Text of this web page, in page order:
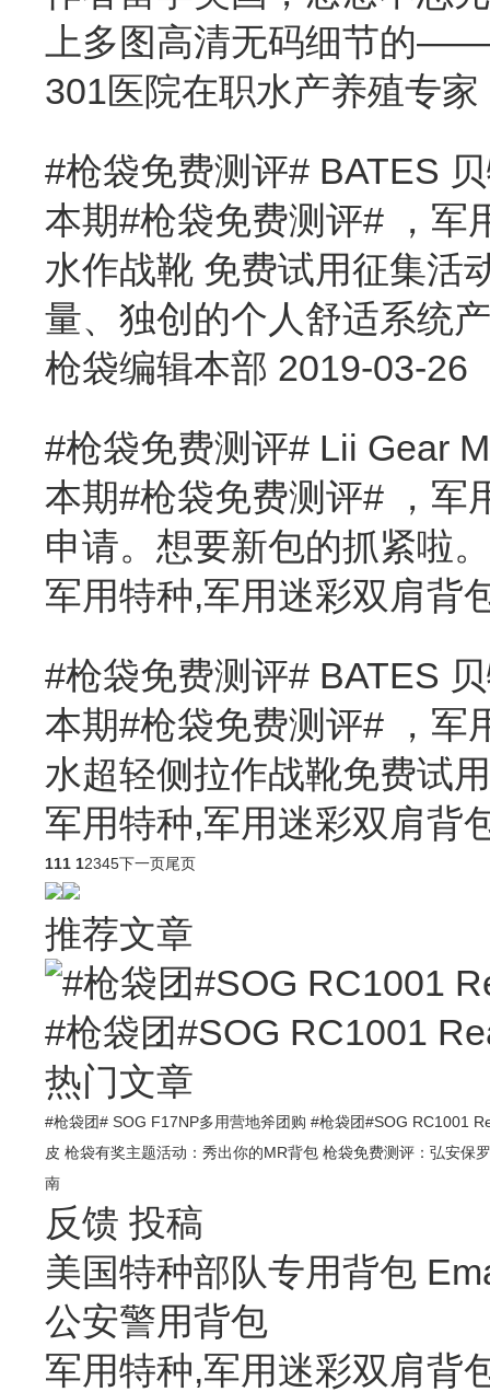
上多图高清无码细节的
301医院在职水产养殖专家
#枪袋免费测评# BATES
本期#枪袋免费测评# ，军
水作战靴 免费试用征集活
量、独创的个人舒适系统
枪袋编辑本部 2019-03-26
#枪袋免费测评# Lii Gear
本期#枪袋免费测评# ，军
申请。想要新包的抓紧啦。
军用特种,军用迷彩双肩背
#枪袋免费测评# BATES
本期#枪袋免费测评# ，军
水超轻侧拉作战靴免费试
军用特种,军用迷彩双肩背
111 12345下一页尾页
推荐文章
#枪袋团#SOG RC1001
热门文章
#枪袋团# SOG F17NP多用营地斧团购 #枪袋团#SOG RC1001
皮 枪袋有奖主题活动：秀出你的MR背包 枪袋免费测评：弘安保
南
反馈 投稿
美国特种部队专用背包
公安警用背包
军用特种,军用迷彩双肩背